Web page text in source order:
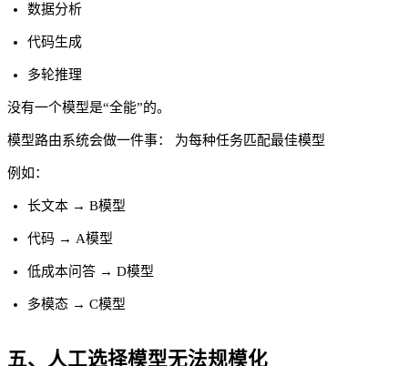
数据分析
代码生成
多轮推理
没有一个模型是“全能”的。
模型路由系统会做一件事： 为每种任务匹配最佳模型
例如：
长文本 → B模型
代码 → A模型
低成本问答 → D模型
多模态 → C模型
五、人工选择模型无法规模化